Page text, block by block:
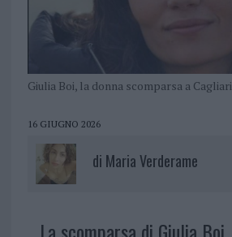
Giulia Boi, la donna scomparsa a Cagliari
16 GIUGNO 2026
di Maria Verderame